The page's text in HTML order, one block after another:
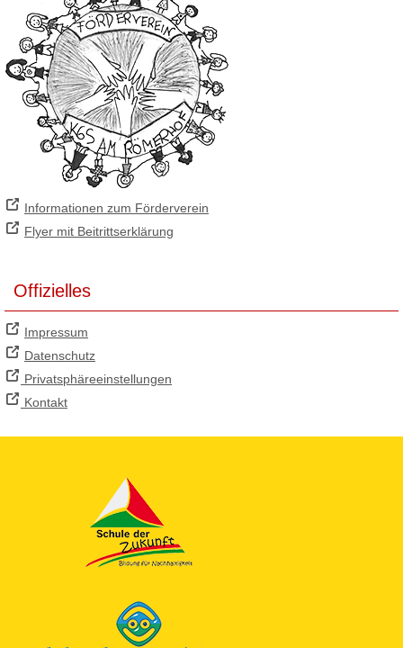
Informationen zum Förderverein
Flyer mit Beitrittserklärung
Offizielles
Impressum
Datenschutz
Privatsphäreeinstellungen
Kontakt